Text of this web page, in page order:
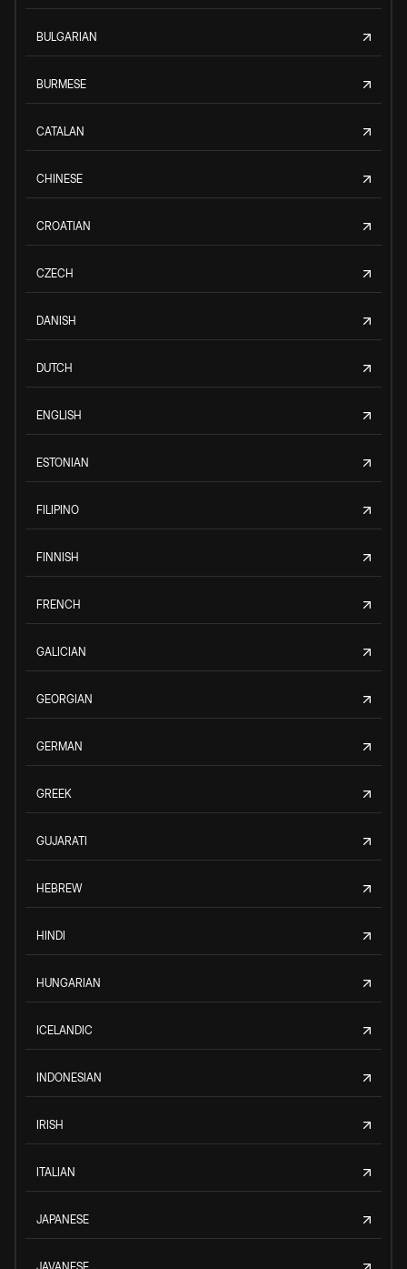
BULGARIAN
BURMESE
CATALAN
CHINESE
CROATIAN
CZECH
DANISH
DUTCH
ENGLISH
ESTONIAN
FILIPINO
FINNISH
FRENCH
GALICIAN
GEORGIAN
GERMAN
GREEK
GUJARATI
HEBREW
HINDI
HUNGARIAN
ICELANDIC
INDONESIAN
IRISH
ITALIAN
JAPANESE